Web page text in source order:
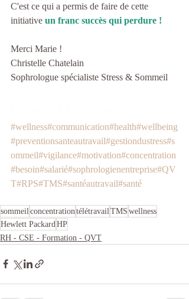
C'est ce qui a permis de faire de cette
initiative un franc succès qui perdure !
Merci Marie !
Christelle Chatelain
Sophrologue spécialiste Stress & Sommeil
#wellness#communication#health#wellbeing
#preventionsanteautravail#gestiondustress#s
ommeil#vigilance#motivation#concentration
#besoin#salarié#sophrologienentreprise#QV
T#RPS#TMS#santéautravail#santé
sommeil concentration télétravail TMS wellness
Hewlett Packard HP
RH - CSE - Formation - QVT